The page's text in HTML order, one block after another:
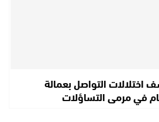
التواصل بعمالة
في مرمى التساؤلات